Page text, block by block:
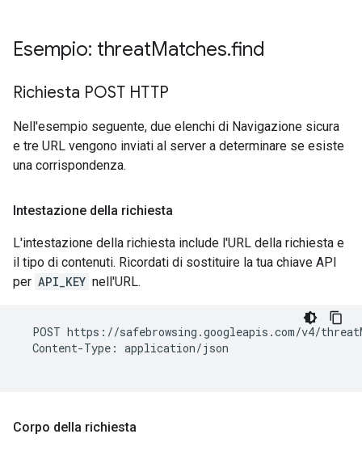
Esempio: threatMatches.find
Richiesta POST HTTP
Nell'esempio seguente, due elenchi di Navigazione sicura
e tre URL vengono inviati al server a determinare se esiste
una corrispondenza.
Intestazione della richiesta
L'intestazione della richiesta include l'URL della richiesta e
il tipo di contenuti. Ricordati di sostituire la tua chiave API
per API_KEY nell'URL.
POST https://safebrowsing.googleapis.com/v4/
  Content-Type: application/json
Corpo della richiesta